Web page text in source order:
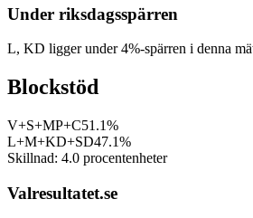
Under riksdagsspärren
L, KD ligger under 4%-spärren i denna
Blockstöd
V+S+MP+C51.1%
L+M+KD+SD47.1%
Skillnad: 4.0 procentenheter
Valresultatet.se